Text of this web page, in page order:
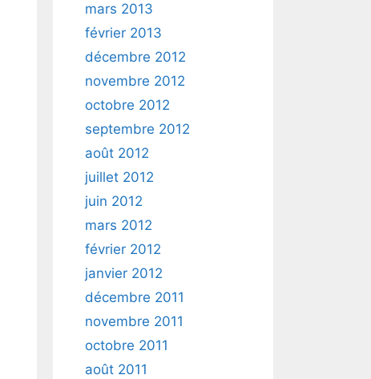
mars 2013
février 2013
décembre 2012
novembre 2012
octobre 2012
septembre 2012
août 2012
juillet 2012
juin 2012
mars 2012
février 2012
janvier 2012
décembre 2011
novembre 2011
octobre 2011
août 2011